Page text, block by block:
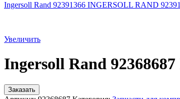
Ingersoll Rand 92391366 INGERSOLL RAND
Увеличить
Ingersoll Rand
Заказать